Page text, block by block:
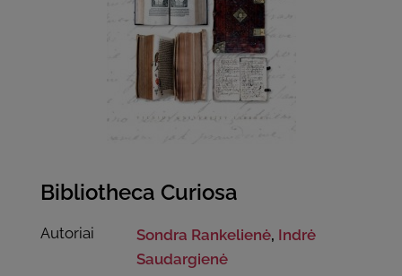
Bibliotheca Curiosa
Autoriai Sondra Rankelienė, Indrė
Saudargienė